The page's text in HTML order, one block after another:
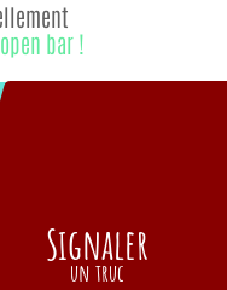
bar !
Signaler
un truc